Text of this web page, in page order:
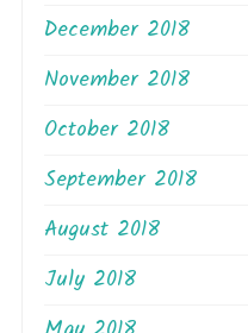
December 2018
November 2018
October 2018
September 2018
August 2018
July 2018